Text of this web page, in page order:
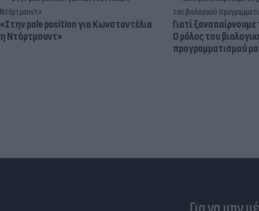
«Στην pole position για Κωνσταντέλια
η Ντόρτμουντ»
Γιατί
Ο ρόλος του
προγραμματισμού